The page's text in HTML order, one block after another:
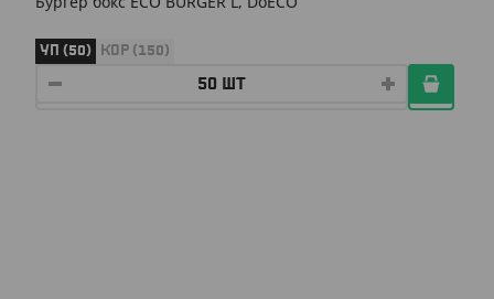
УП (50) КОР (150)